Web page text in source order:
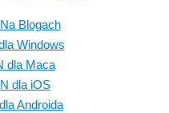
Blogach
Windows
dla Maca
dla iOS
Androida